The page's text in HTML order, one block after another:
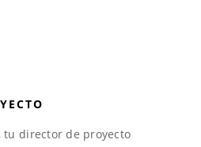
tu director de proyecto